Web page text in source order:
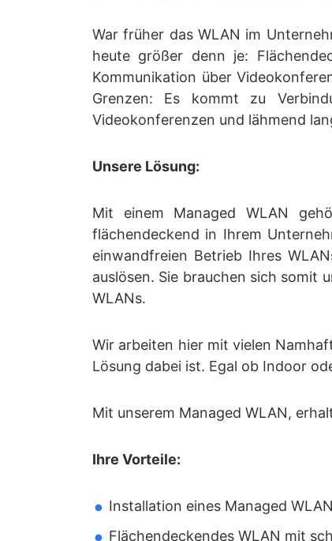
War früher das WLAN im
heute größer denn je:
Kommunikation über
Grenzen: Es kommt zu
Videokonferenzen und lähmend
Unsere Lösung:
Mit einem Managed WLAN
flächendeckend in Ihrem
einwandfreien Betrieb Ihres
auslösen. Sie brauchen sich somit
WLANs.
Wir arbeiten hier mit vielen
Lösung dabei ist. Egal ob Indoor
Mit unserem Managed WLAN,
Ihre Vorteile:
Installation eines Managed
Flächendeckendes WLAN mit